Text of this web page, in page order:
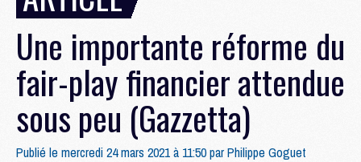
Une importante réforme du
fair-play financier attendue
sous peu (Gazzetta)
Publié le mercredi 24 mars 2021 à 11:50 parPhilippe Goguet